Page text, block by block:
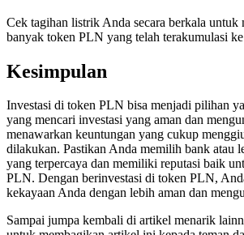
Cek tagihan listrik Anda secara berkala untuk
banyak token PLN yang telah terakumulasi
Kesimpulan
Investasi di token PLN bisa menjadi pilihan
yang mencari investasi yang aman dan
menawarkan keuntungan yang cukup
dilakukan. Pastikan Anda memilih bank atau
yang terpercaya dan memiliki reputasi baik
PLN. Dengan berinvestasi di token PLN,
kekayaan Anda dengan lebih aman dan
Sampai jumpa kembali di artikel menarik